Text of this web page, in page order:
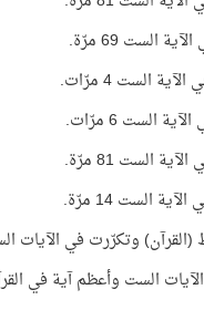
الست 69 مرّة.
الست 4 مرّات.
الست 6 مرّات.
الست 81 مرّة.
الست 14 مرّة.
وتكرّرت في الآيات الست 255